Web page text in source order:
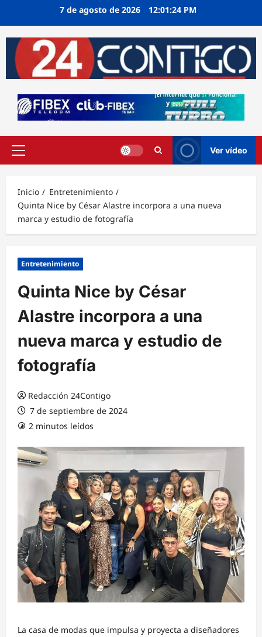
7 de agosto de 2026 12:01:25 PM
Menú
Ver vídeo
Inicio
Entretenimiento
Quinta Nice by César Alastre incorpora a una nueva
marca y estudio de fotografía
Entretenimiento
Quinta Nice by César
Alastre incorpora a una
nueva marca y estudio de
fotografía
Redacción 24Contigo
7 de septiembre de 2024
2 minutos leídos
La casa de modas que impulsa y proyecta a diseñadores